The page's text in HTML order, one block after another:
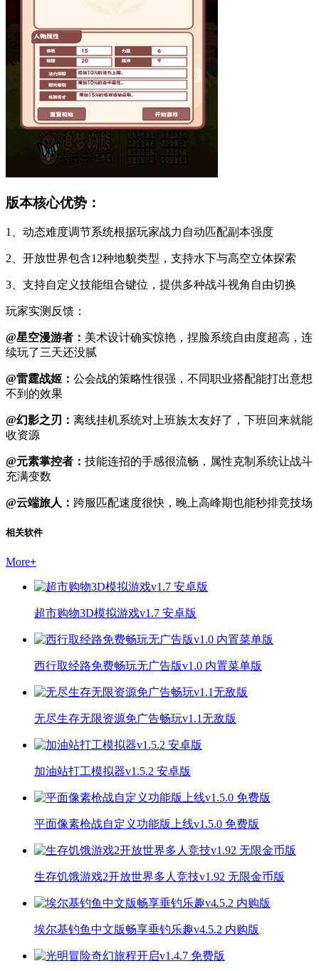
版本核心优势：
1、动态难度调节系统根据玩家战力自动匹配副本强度
2、开放世界包含12种地貌类型，支持水下与高空立体探索
3、支持自定义技能组合键位，提供多种战斗视角自由切换
玩家实测反馈：
@星空漫游者： 美术设计确实惊艳，捏脸系统自由度超高，连
续玩了三天还没腻
@雷霆战姬： 公会战的策略性很强，不同职业搭配能打出意想
不到的效果
@幻影之刃： 离线挂机系统对上班族太友好了，下班回来就能
收资源
@元素掌控者： 技能连招的手感很流畅，属性克制系统让战斗
充满变数
@云端旅人： 跨服匹配速度很快，晚上高峰期也能秒排竞技场
相关软件
More+
超市购物3D模拟游戏v1.7 安卓版
西行取经路免费畅玩无广告版v1.0 内置菜单版
无尽生存无限资源免广告畅玩v1.1无敌版
加油站打工模拟器v1.5.2 安卓版
平面像素枪战自定义功能版上线v1.5.0 免费版
生存饥饿游戏2开放世界多人竞技v1.92 无限金币版
埃尔基钓鱼中文版畅享垂钓乐趣v4.5.2 内购版